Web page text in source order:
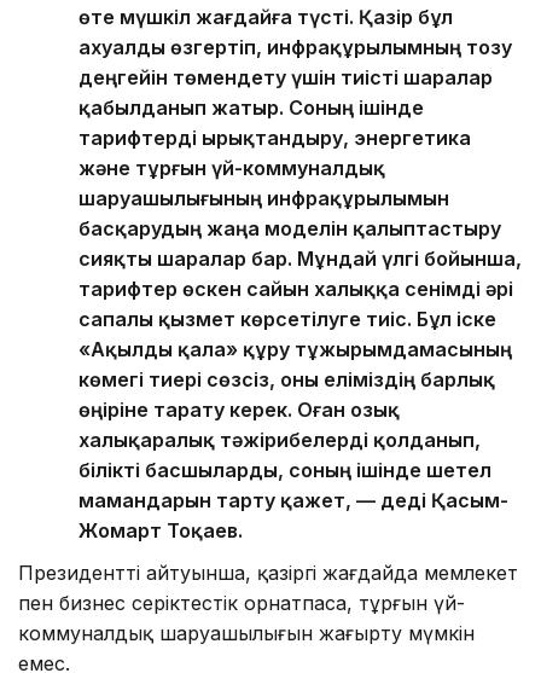
өте мүшкіл жағдайға түсті. Қазір бұл
ахуалды өзгертіп, инфрақұрылымның тозу
деңгейін төмендету үшін тиісті шаралар
қабылданып жатыр. Соның ішінде
тарифтерді ырықтандыру, энергетика
және тұрғын үй-коммуналдық
шаруашылығының инфрақұрылымын
басқарудың жаңа моделін қалыптастыру
сияқты шаралар бар. Мұндай үлгі бойынша,
тарифтер өскен сайын халыққа сенімді әрі
сапалы қызмет көрсетілуге тиіс. Бұл іске
«Ақылды қала» құру тұжырымдамасының
көмегі тиері сөзсіз, оны еліміздің барлық
өңіріне тарату керек. Оған озық
халықаралық тәжірибелерді қолданып,
білікті басшыларды, соның ішінде шетел
мамандарын тарту қажет, — деді Қасым-
Жомарт Тоқаев.
Президенттің айтуынша, қазіргі жағдайда мемлекет
пен бизнес серіктестік орнатпаса, тұрғын үй-
коммуналдық шаруашылығын жаңғырту мүмкін
емес.